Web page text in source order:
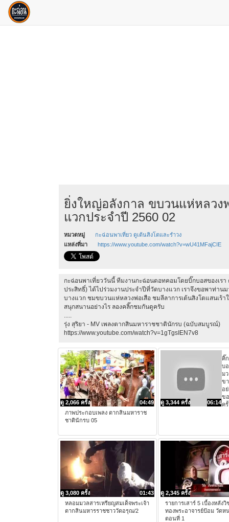
ยิ่งใหญ่อลังกาล ขบวนแห่หลวง
แวกประจำปี 2560 02
หมวดหมู่
กะฉ่อนพาเที่ยว ดูเต้นสิงโตและรำวง
แหล่งที่มา
https://www.youtube.com/watch?v=wU41MFajCIE
กะฉ่อนพาเที่ยววันนี้ ทีมงานกะฉ่อนดอทคอมโดยบิ๊กบอสของเร
ประสิทธิ์) ได้ไปร่วมงานประจำปีที่วัดบางแวก เราจึงขอพาท่าน
บางแวก ชมขบวนแห่หลวงพ่อเสือ ชมลีลาการเต้นสิงโตแสนเร้
สนุกสนานอย่างไร ลองคลิ๊กชมกันดูครับ
.....
รุ่ง สุริยา - MV เพลงตากสินมหาราชชาตินักรบ (ฉบับสมบูรณ์)
https://www.youtube.com/watch?v=1gTgsIEN7v8
04:49
ดู 2,066 ครั้ง
ภาพประกอบเพลง ตากสินมหาราช
ชาตินักรบ 05
06:14
ดู 3,344 ครั้ง
คิ๊
บ
มว
ข
อ
ข
ครั้
01:43
ดู 3,080 ครั้ง
หลอมมวลสารเหรียญสมเด็จพระเจ้า
ตากสินมหารราชชาววัดอรุณ/2
ดู 2,345 ครั้ง
รายการเสาร์ 5 เบื้องหลังวิ
ทองพระอาจารย์ป้อม วัดห
ตอนที่ 1